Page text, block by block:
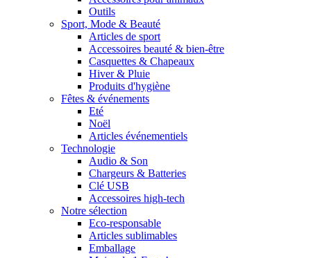
Outils
Sport, Mode & Beauté
Articles de sport
Accessoires beauté & bien-être
Casquettes & Chapeaux
Hiver & Pluie
Produits d'hygiène
Fêtes & événements
Eté
Noël
Articles événementiels
Technologie
Audio & Son
Chargeurs & Batteries
Clé USB
Accessoires high-tech
Notre sélection
Eco-responsable
Articles sublimables
Emballage